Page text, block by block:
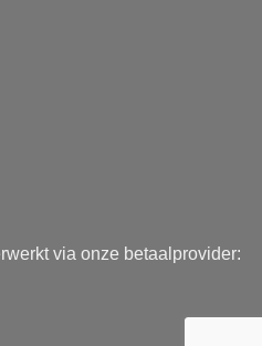
via onze betaalprovider: